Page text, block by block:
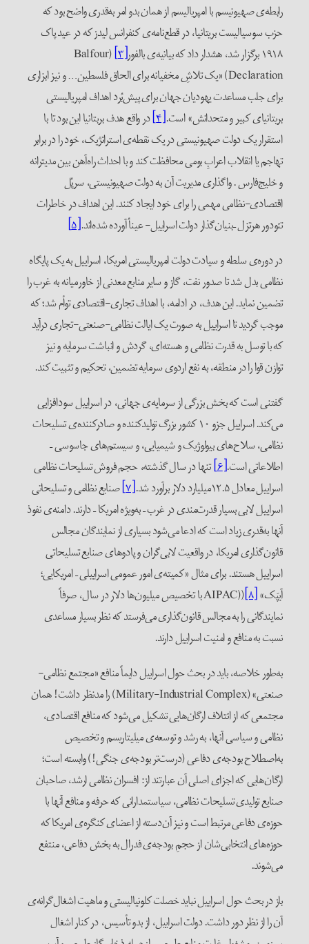
رابطه‌ی صهیونیسم با امپریالیسم از همان بدو امر به‌قدری واضح بود که
حزب سوسیالیست بریتانیا، در قطع‌نامه‌ی کنفرانس لیدز که در عید پاک
۱۹۱۸ برگزار شد، هشدار داد که بیانیه‌ی بالفور
[۳]
(Balfour
Declaration) «یک تلاشِ مخفیانه برا‌ی الحاق فلسطین… و نیز ابزاری
برای جلب مساعدت یهودیان جهان برای پیش‌بُرد اهداف امپریالیستی
بریتانیای کبیر و متحدانش» است.[۴]
در واقع هدف بربتانیا این بود تا با
استقرار یک دولت صهیونیستی در یک نقطه‌ی استراتژیک، خود را در برابر
تهاجم یا انقلاب اعرابِ بومی محافظت کند و با احداث راه‌آهن بین مدیترانه
و خلیج‌فارس . واگذاری مدیریت آن به دولت صهیونیستی، سرپُل
اقتصادی-نظامی مهمی را برای خود ایجاد کنند. این اهداف در خاطرات
تئودور هرتزل –بنیان‌گذار دولت اسراییل- عیناُ آورده شده‌اند.[۵]
در دوره‌ی سلطه و سیادت دولت امپریالیستی امریکا، اسراییل به یک پایگاه
نظامی بدل شد تا صدور نفت، گاز و سایر منابع معدنی از خاورمیانه به غرب را
تضمین نماید. این هدف، در ادامه، با اهداف تجاری-اقتصادی توأم شد؛ که
موجب گردید تا اسراییل به صورت یک ایالت نظامی-صنعتی-تجاری درآید
که با توسل به قدرت نظامی و هسته‌ای، گردش و انباشت سرمایه و نیز
توازن قوا را در منطقه، به نفع اردوی سرمایه تضمین، تحکیم و تثبیت ‌کند.
گفتنی است که بخش بزرگی از سرمایه‌ی جهانی، در اسراییل سودافزایی
می‌کند. اسراییل جزو ۱۰ کشور بزرگ تولید‌کننده و صادرکننده‌ی تسلیحات
نظامی، سلاح‌های بیولوژیک و شیمیایی، و سیستم‌های جاسوسی –
اطلاعاتی است.[۶] تنها در سال گذشته، حجم فروش تسلیحات نظامی
اسراییل معادل ۱۲.۵میلیارد دلار برآورد شد.
[۷]
صنایع نظامی و تسلیحاتی
اسراییل لابی بسیار قدرت‌مندی در غرب – به‌ویژه امریکا – دارند. دامنه‌ی نفوذ
آنها به‌قدری زیاد است که ادعا می‌شود بسیاری از نمایندگان مجالس
قانون‌گذاری امریکا، در واقعیت لابی‌گران و پادو‌های صنایع تسلیحاتی
اسراییل هستند. برای مثال «کمیته‌ی امور عمومی اسراییلی – امریکایی؛
آیپَک» AIPAC))[۸]
با تخصیص میلیون‌ها دلار در سال، صرفاً
نمایندگانی را به مجالس قانون‌گذاری می‌فرستد که نظر بسیار مساعدی
نسبت به منافع و امنیت اسراییل دارند.
به‌طور خلاصه، باید در بحث حول اسراییل دایماً منافع «مجتمع نظامی-
صنعتی» (Military-Industrial Complex) را مدنظر داشت! همان
مجتمعی که از ائتلاف ارگان‌هایی تشکیل می‌شود که منافع اقتصادی،
نظامی و سیاسی‌ آنها، به رشد و توسعه‌ی میلیتاریسم و تخصیص
به‌اصطلاح بودجه‌ی دفاعی (درست‌تر بودجه‌‌ی جنگی!) وابسته است؛
ارگان‌هایی که اجزای اصلی آن عبارتند از: افسران نظامی ارشد، صاحبان
صنایع تولیدی تسلیحات نظامی، سیاستمدارانی که حرفه و منافع آنها با
حوزه‌ی دفاعی مرتبط است و نیز آن‌دسته از اعضای کنگره‌ی امریکا که
حوزه‌های انتخابی‌شان از حجمِ بودجه‌ی فدرال به بخش دفاعی، منتفع
می‌شوند.
باز در بحث حول اسراییل نباید خصلت کلونیالیستی و ماهیت اشغال‌گرانه‌ی
آن را از نظر دور داشت. دولت اسراییل، از بدو تأسیس، در کنار اشغال